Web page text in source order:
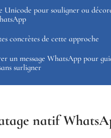
Unicode pour souligner ou
concrètes de cette approche
un message WhatsApp pour
surligner
natif